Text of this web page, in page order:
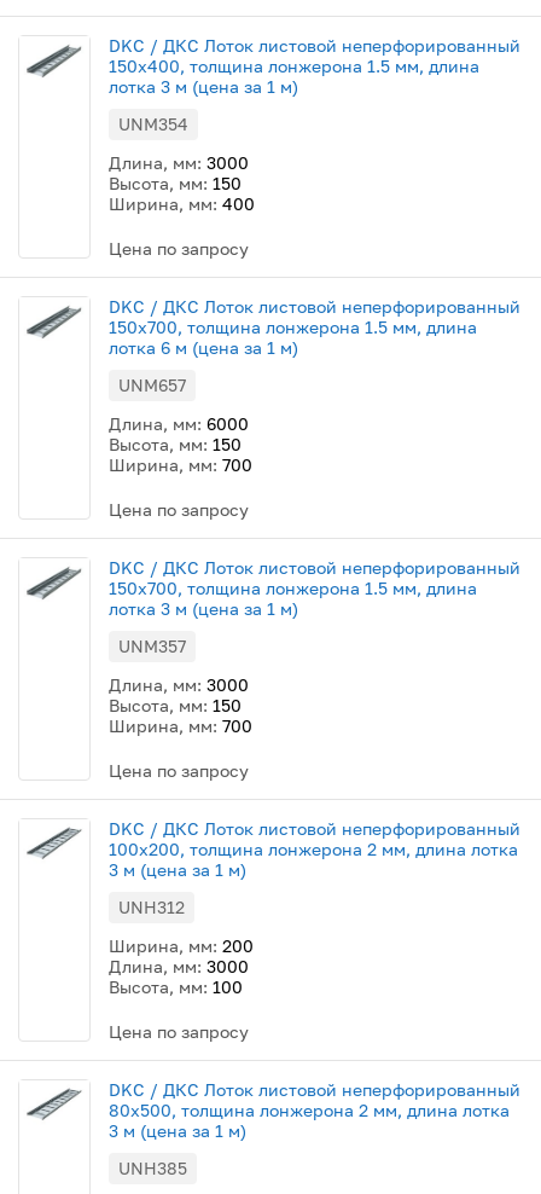
DKC / ДКС Лоток листовой неперфорированный
150х400, толщина лонжерона 1.5 мм, длина
лотка 3 м (цена за 1 м)
UNM354
Длина, мм: 3000
Высота, мм: 150
Ширина, мм: 400
Цена по запросу
DKC / ДКС Лоток листовой неперфорированный
150х700, толщина лонжерона 1.5 мм, длина
лотка 6 м (цена за 1 м)
UNM657
Длина, мм: 6000
Высота, мм: 150
Ширина, мм: 700
Цена по запросу
DKC / ДКС Лоток листовой неперфорированный
150х700, толщина лонжерона 1.5 мм, длина
лотка 3 м (цена за 1 м)
UNM357
Длина, мм: 3000
Высота, мм: 150
Ширина, мм: 700
Цена по запросу
DKC / ДКС Лоток листовой неперфорированный
100х200, толщина лонжерона 2 мм, длина лотка
3 м (цена за 1 м)
UNH312
Ширина, мм: 200
Длина, мм: 3000
Высота, мм: 100
Цена по запросу
DKC / ДКС Лоток листовой неперфорированный
80х500, толщина лонжерона 2 мм, длина лотка
3 м (цена за 1 м)
UNH385